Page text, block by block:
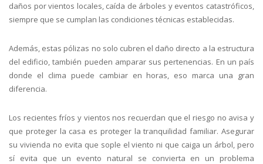
daños por vientos locales, caída de árboles y eventos catastróficos,
siempre que se cumplan las condiciones técnicas establecidas.
Además, estas pólizas no solo cubren el daño directo a la estructura
del edificio, también pueden amparar sus pertenencias. En un país
donde el clima puede cambiar en horas, eso marca una gran
diferencia.
Los recientes fríos y vientos nos recuerdan que el riesgo no avisa y
que proteger la casa es proteger la tranquilidad familiar. Asegurar
su vivienda no evita que sople el viento ni que caiga un árbol, pero
sí evita que un evento natural se convierta en un problema